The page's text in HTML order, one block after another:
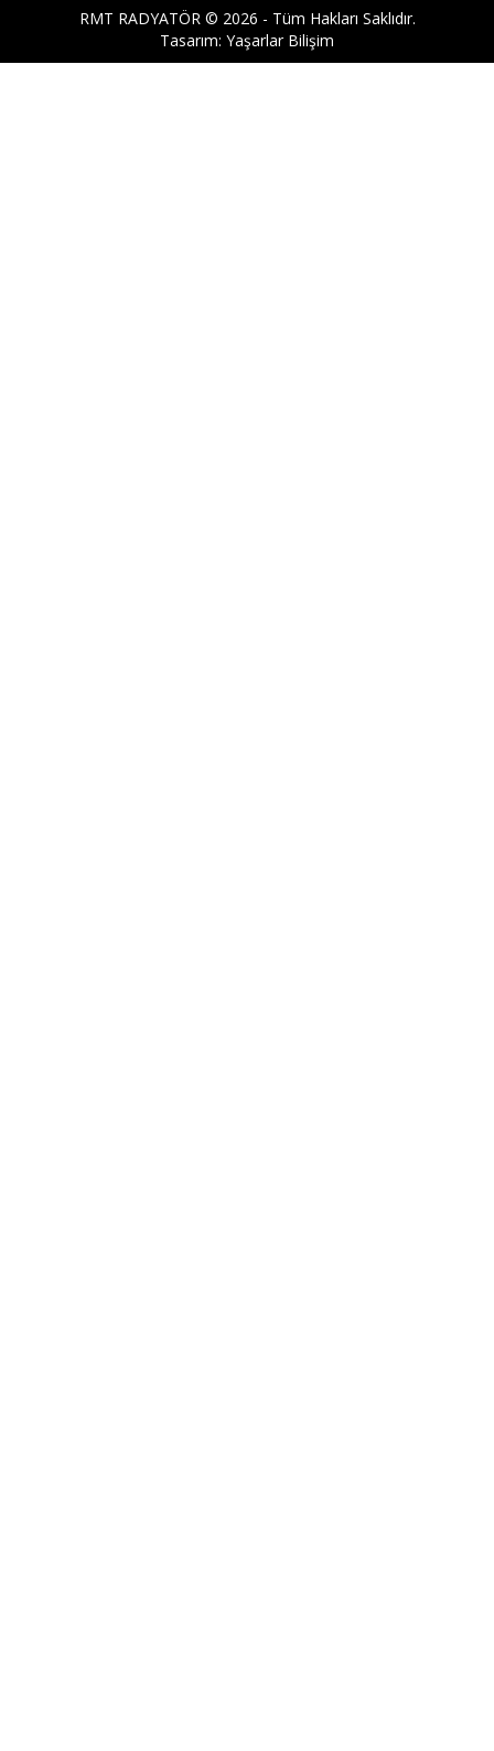
RMT RADYATÖR © 2026 - Tüm Hakları Saklıdır.
Tasarım: Yaşarlar Bilişim